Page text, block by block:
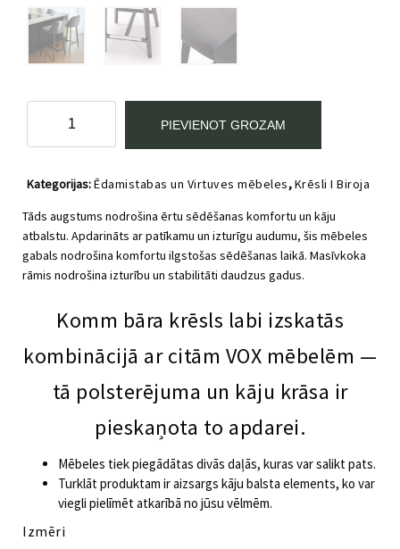
krēsls
melns
daudzums
PIEVIENOT GROZAM
Kategorijas:Ēdamistabas un Virtuves mēbeles,Krēsli I Biroja
Tāds augstums nodrošina ērtu sēdēšanas komfortu un kāju
atbalstu. Apdarināts ar patīkamu un izturīgu audumu, šis mēbeles
gabals nodrošina komfortu ilgstošas ​​sēdēšanas laikā. Masīvkoka
rāmis nodrošina izturību un stabilitāti daudzus gadus.
Komm bāra krēsls labi izskatās
kombinācijā ar citām VOX mēbelēm —
tā polsterējuma un kāju krāsa ir
pieskaņota to apdarei.
Mēbeles tiek piegādātas divās daļās, kuras var salikt pats.
Turklāt produktam ir aizsargs kāju balsta elements, ko var
viegli pielīmēt atkarībā no jūsu vēlmēm.
Izmēri